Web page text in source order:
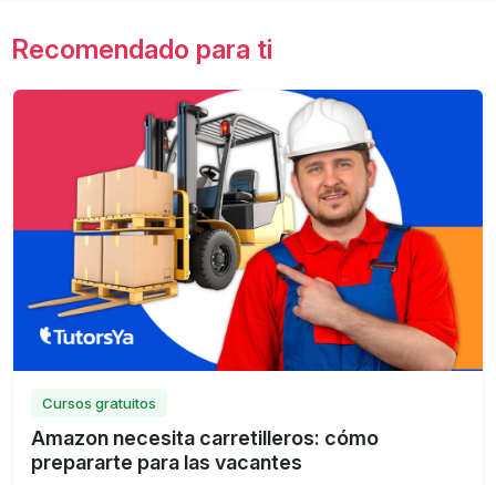
Recomendado para ti
Cursos gratuitos
Amazon necesita carretilleros: cómo
prepararte para las vacantes